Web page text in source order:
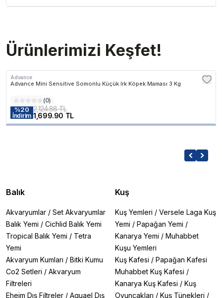
Ürünlerimizi Keşfet!
Advance
Advance Mini Sensitive Somonlu Küçük Irk Köpek Maması 3 Kg
(0)
%20
İndirim
2,124.88 TL
1,699.90 TL
Balık
Akvaryumlar / Set Akvaryumlar
Balık Yemi / Cichlid Balık Yemi
Tropical Balık Yemi / Tetra
Yemi
Akvaryum Kumları / Bitki Kumu
Co2 Setleri / Akvaryum
Filtreleri
Eheim Dış Filtreler / Aquael Dış
Kuş
Kuş Yemleri / Versele Laga Kuş
Yemi / Papağan Yemi /
Kanarya Yemi / Muhabbet
Kuşu Yemleri
Kuş Kafesi / Papağan Kafesi
Muhabbet Kuş Kafesi /
Kanarya Kuş Kafesi / Kuş
Oyuncakları / Kuş Tünekleri /